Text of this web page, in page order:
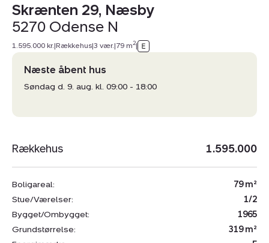
Skrænten 29, Næsby
5270 Odense N
1.595.000 kr.|Rækkehus|3 vær.|79 m2|
Næste åbent hus
Søndag d. 9. aug. kl. 09:00 - 18:00
Rækkehus 1.595.000
Boligareal:
79 m²
Stue/Værelser:
1/2
Bygget/Ombygget:
1965
Grundstørrelse:
319 m²